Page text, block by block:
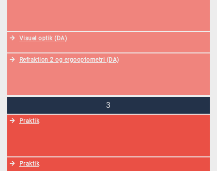
Visuel optik (DA)
Refraktion 2 og ergooptometri (DA)
3
Praktik
Praktik